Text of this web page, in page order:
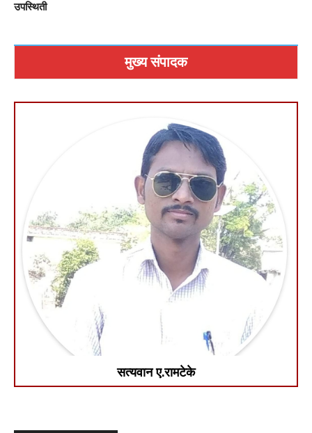
उपस्थिती
मुख्य संपादक
सत्यवान ए.रामटेके